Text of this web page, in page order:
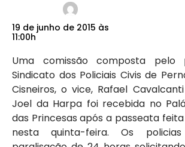
19 de junho de 2015 às
11:00h
Uma comissão composta pelo
Sindicato dos Policiais Civis de
Cisneiros, o vice, Rafael
Joel da Harpa foi recebida no
das Princesas após a passeata
nesta quinta-feira. Os